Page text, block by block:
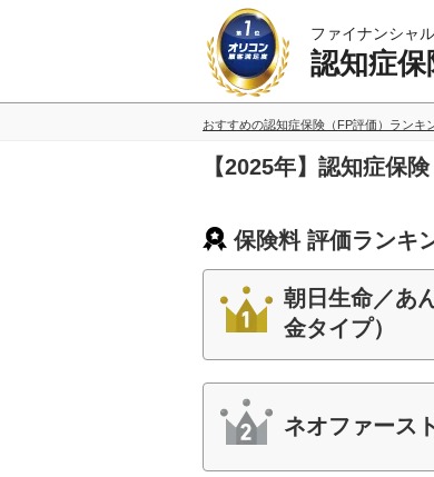
ファイナンシャ
認知症保
おすすめの認知症保険（FP評価）ランキ
【2025年】認知症保
保険料 評価ランキ
朝日生命／あ
金タイプ）
ネオファース